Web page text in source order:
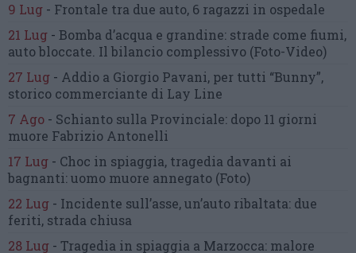
9 Lug - Frontale tra due auto, 6 ragazzi in ospedale
21 Lug - Bomba d’acqua e grandine: strade come fiumi,
auto bloccate. Il bilancio complessivo (Foto-Video)
27 Lug - Addio a Giorgio Pavani, per tutti “Bunny”,
storico commerciante di Lay Line
7 Ago - Schianto sulla Provinciale: dopo 11 giorni
muore Fabrizio Antonelli
17 Lug - Choc in spiaggia, tragedia davanti ai
bagnanti:uomo muore annegato (Foto)
22 Lug - Incidente sull’asse, un’auto ribaltata: due
feriti, strada chiusa
28 Lug - Tragedia in spiaggia a Marzocca: malore